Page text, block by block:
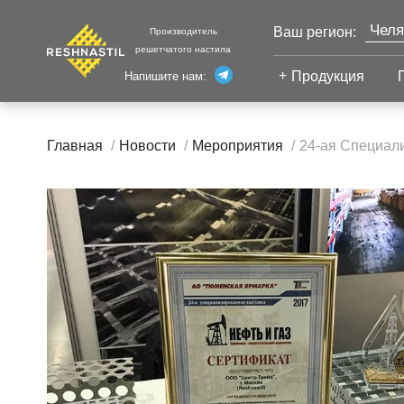
Производитель
решетчатого настила
Напишите нам:
Ваш регион:
Продукция
Настил с
противоскольжением
Настил для стеллажей
Настил для морских
платформ
Главная Новости Мероприятия 24-ая